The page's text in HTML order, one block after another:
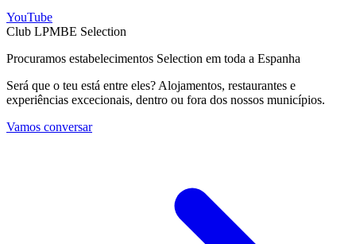
YouTube
Club LPMBE Selection
Procuramos estabelecimentos Selection em toda a Espanha
Será que o teu está entre eles? Alojamentos, restaurantes e
experiências excecionais, dentro ou fora dos nossos municípios.
Vamos conversar